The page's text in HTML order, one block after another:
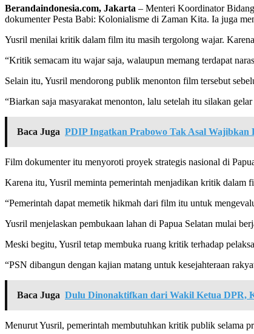
Berandaindonesia.com, Jakarta – Menteri Koordinator
dokumenter Pesta Babi: Kolonialisme di Zaman Kita. Ia juga
Yusril menilai kritik dalam film itu masih tergolong wajar.
“Kritik semacam itu wajar saja, walaupun memang terdapat
Selain itu, Yusril mendorong publik menonton film tersebut
“Biarkan saja masyarakat menonton, lalu setelah itu silakan
Baca Juga PDIP Ingatkan Prabowo Tak Asal Wajibkan
Film dokumenter itu menyoroti proyek strategis nasional di
Karena itu, Yusril meminta pemerintah menjadikan kritik dalam
“Pemerintah dapat memetik hikmah dari film itu untuk
Yusril menjelaskan pembukaan lahan di Papua Selatan mulai
Meski begitu, Yusril tetap membuka ruang kritik terhadap
“PSN dibangun dengan kajian matang untuk kesejahteraan
Baca Juga Dulu Dinonaktifkan dari Wakil Ketua DPR,
Menurut Yusril, pemerintah membutuhkan kritik publik selama